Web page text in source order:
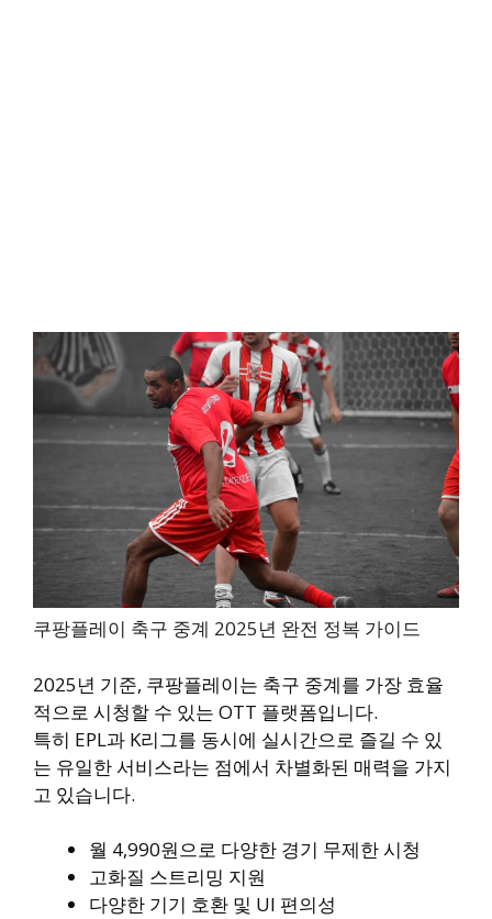
쿠팡플레이 축구 중계 2025년 완전 정복 가이드
2025년 기준, 쿠팡플레이는 축구 중계를 가장 효율
적으로 시청할 수 있는 OTT 플랫폼입니다.
특히 EPL과 K리그를 동시에 실시간으로 즐길 수 있
는 유일한 서비스라는 점에서 차별화된 매력을 가지
고 있습니다.
월 4,990원으로 다양한 경기 무제한 시청
고화질 스트리밍 지원
다양한 기기 호환 및 UI 편의성